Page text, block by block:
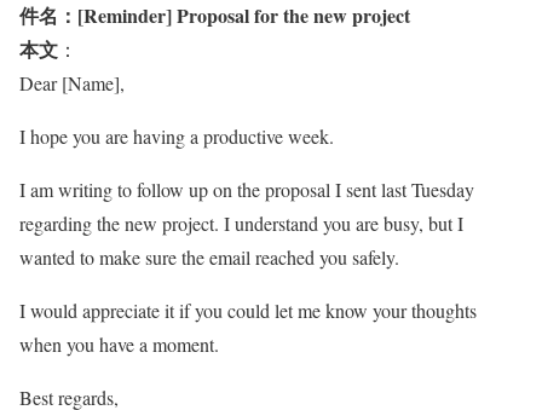
件名：[Reminder] Proposal for the new project
本文 ：
Dear [Name],
I hope you are having a productive week.
I am writing to follow up on the proposal I sent last Tuesday
regarding the new project. I understand you are busy, but I
wanted to make sure the email reached you safely.
I would appreciate it if you could let me know your thoughts
when you have a moment.
Best regards,